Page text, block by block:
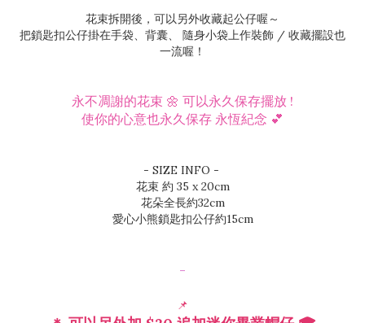
花束拆開後，可以另外收藏起公仔喔～
把鎖匙扣公仔掛在手袋、背囊、 隨身小袋上作裝飾 / 收藏擺設也
一流喔！
永不凋謝的花束 🌼 可以永久保存擺放 !
使你的心意也永久保存 永恆紀念 💕
- SIZE INFO -
花束 約 35 x 20cm
花朵全長約32cm
愛心小熊鎖匙扣公仔約15cm
-
📌